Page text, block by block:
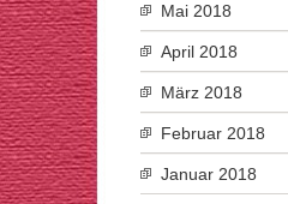
Mai 2018
April 2018
März 2018
Februar 2018
Januar 2018